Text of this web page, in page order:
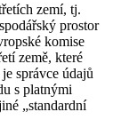
zemí, tj.
prostor
komise
země, které
správce údajů
s platnými
„standardní